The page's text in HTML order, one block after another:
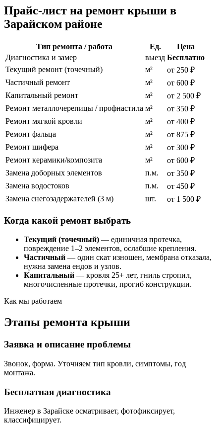
Прайс-лист на ремонт крыши в
Зарайском районе
Тип ремонта / работа Ед.
Цена
Диагностика и замер
выезд Бесплатно
Текущий ремонт (точечный)
м²
от 250 ₽
Частичный ремонт
м²
от 600 ₽
Капитальный ремонт
м²
от 2 500 ₽
Ремонт металлочерепицы / профнастила м²
от 350 ₽
Ремонт мягкой кровли
м²
от 400 ₽
Ремонт фальца
м²
от 875 ₽
Ремонт шифера
м²
от 300 ₽
Ремонт керамики/композита
м²
от 600 ₽
Замена доборных элементов
п.м.
от 350 ₽
Замена водостоков
п.м.
от 450 ₽
Замена снегозадержателей (3 м)
шт. от 1 500 ₽
Когда какой ремонт выбрать
Текущий (точечный) — единичная протечка,
повреждение 1–2 элементов, ослабшие крепления.
Частичный — один скат изношен, мембрана отказала,
нужна замена ендов и узлов.
Капитальный — кровля 25+ лет, гниль стропил,
многочисленные протечки, прогиб конструкции.
Как мы работаем
Этапы ремонта крыши
Заявка и описание проблемы
Звонок, форма. Уточняем тип кровли, симптомы, год
монтажа.
Бесплатная диагностика
Инженер в Зарайске осматривает, фотофиксирует,
классифицирует.